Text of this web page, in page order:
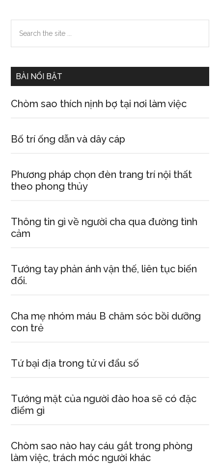
học
tập
lớp
Primary
Sidebar
the
BÀI NỔI BẬT
Chòm sao thích nịnh bợ tại nơi làm việc
Bố trí ống dẫn và dây cáp
Phương pháp chọn đèn trang trí nội thất
theo phong thủy
Thông tin gì về người cha qua đường tình
cảm
Tướng tay phản ánh vận thế, liên tục biến
đổi.
Cha mẹ nhóm máu B chăm sóc bồi dưỡng
con trẻ
Tứ bại địa trong tử vi đẩu số
Tướng mặt của người đào hoa sẽ có đặc
điểm gì
Chòm sao nào hay cáu gắt trong phòng
làm việc, trách móc người khác